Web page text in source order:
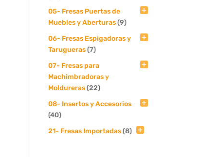
05- Fresas Puertas de
Muebles y Aberturas(9)
06- Fresas Espigadoras y
Tarugueras(7)
07- Fresas para
Machimbradoras y
Moldureras(22)
08- Insertos y Accesorios
(40)
21- Fresas Importadas(8)